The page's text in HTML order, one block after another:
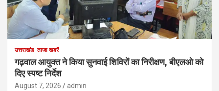
उत्तराखंड ताजा खबरें
गढ़वाल आयुक्त ने किया सुनवाई शिविरों का निरीक्षण, बीएलओ को
दिए स्पष्ट निर्देश
August 7, 2026 admin